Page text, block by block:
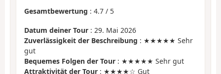
Gesamtbewertung : 4.7 / 5
Datum deiner Tour : 29. Mai 2026
Zuverlässigkeit der Beschreibung : ★★★★★ Sehr
gut
Bequemes Folgen der Tour : ★★★★★ Sehr gut
Attraktivität der Tour : ★★★★☆ Gut